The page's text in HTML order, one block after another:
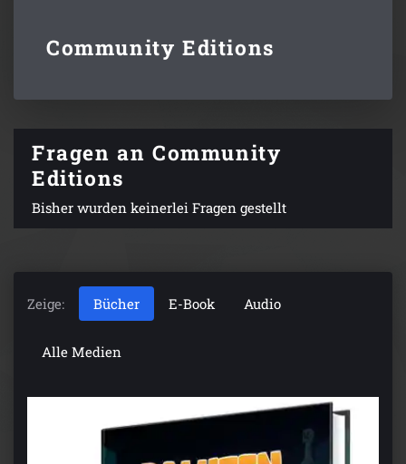
Community Editions
Fragen an Community
Editions
Bisher wurden keinerlei Fragen gestellt
Zeige: Bücher E-Book Audio
Alle Medien